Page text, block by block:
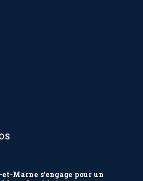
Marne s’engage pour un